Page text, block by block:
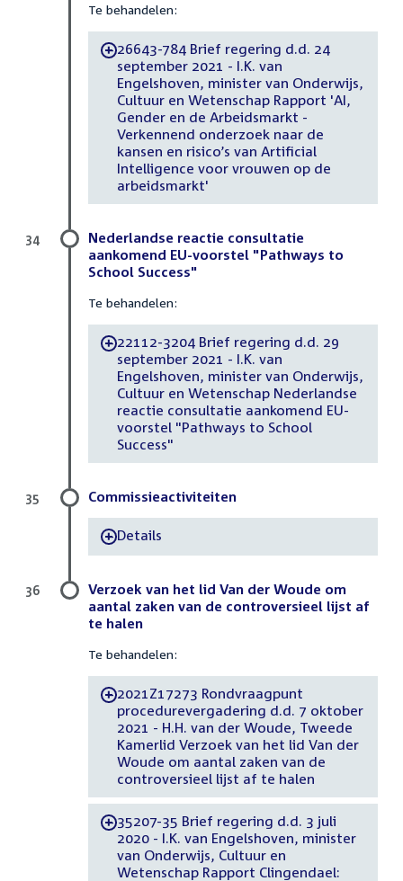
Te behandelen:
-26643-784 Brief regering d.d. 24
september 2021 - I.K. van
Engelshoven, minister van Onderwijs,
Cultuur en Wetenschap Rapport 'AI,
Gender en de Arbeidsmarkt -
Verkennend onderzoek naar de
kansen en risico’s van Artificial
Intelligence voor vrouwen op de
arbeidsmarkt'
Nederlandse reactie consultatie
aankomend EU-voorstel "Pathways to
School Success"
Te behandelen:
-22112-3204 Brief regering d.d. 29
september 2021 - I.K. van
Engelshoven, minister van Onderwijs,
Cultuur en Wetenschap Nederlandse
reactie consultatie aankomend EU-
voorstel "Pathways to School
Success"
34
Commissieactiviteiten
-Details
35
Verzoek van het lid Van der Woude om
aantal zaken van de controversieel lijst af
te halen
Te behandelen:
-2021Z17273 Rondvraagpunt
procedurevergadering d.d. 7 oktober
2021 - H.H. van der Woude, Tweede
Kamerlid Verzoek van het lid Van der
Woude om aantal zaken van de
controversieel lijst af te halen
-35207-35 Brief regering d.d. 3 juli
2020 - I.K. van Engelshoven, minister
van Onderwijs, Cultuur en
Wetenschap Rapport Clingendael:
36